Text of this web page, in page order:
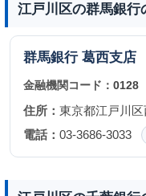
江戸川区の群馬銀行
群馬銀行 葛西支店
金融機関コード： 0128
住所： 東京都江戸川
電話： 03-3686-3033